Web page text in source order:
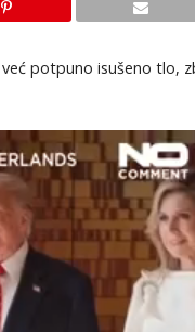
potpuno isušeno tlo,